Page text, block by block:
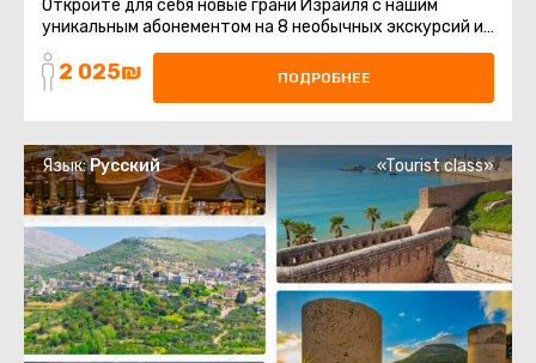
Откройте для себя новые грани Израиля с нашим
уникальным абонементом на 8 необычных экскурсий и
получите 2 дополнительные ...
2 025₪ ПОДРОБНЕЕ
Язык:Русский «Tourist class»